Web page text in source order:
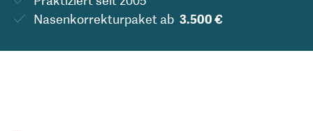
Nasenkorrekturpaket ab 3.500 €